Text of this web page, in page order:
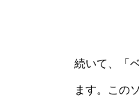
続いて、「
ます。この